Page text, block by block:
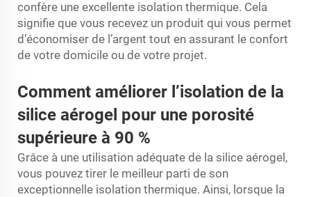
confère une excellente isolation thermique. Cela
signifie que vous recevez un produit qui vous permet
d’économiser de l’argent tout en assurant le confort
de votre domicile ou de votre projet.
Comment améliorer l’isolation de la
silice aérogel pour une porosité
supérieure à 90 %
Grâce à une utilisation adéquate de la silice aérogel,
vous pouvez tirer le meilleur parti de son
exceptionnelle isolation thermique. Ainsi, lorsque la